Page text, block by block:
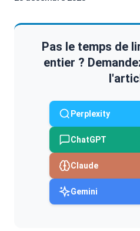
Pas le temps de
entier ?
Perplexity
ChatGPT
Claude
Gemini